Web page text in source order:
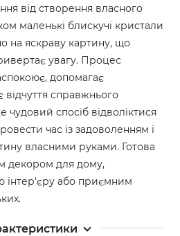
від створення власного
маленькі блискучі кристали
на яскраву картину, що
увагу. Процес
допомагає
відчуття справжнього
чудовий спосіб відволіктися
час із задоволенням і
власними руками. Готова
декором для дому,
або приємним